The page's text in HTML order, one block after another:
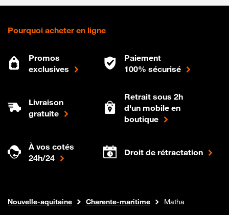
Pourquoi acheter en ligne
Promos
exclusives
Paiement
100% sécurisé
Livraison
gratuite
Retrait sous 2h
d'un mobile en
boutique
À vos cotés
24h/24
Droit de rétractation
Boutique Orange
Internet fibre
Nouvelle-aquitaine Charente-maritime Matha